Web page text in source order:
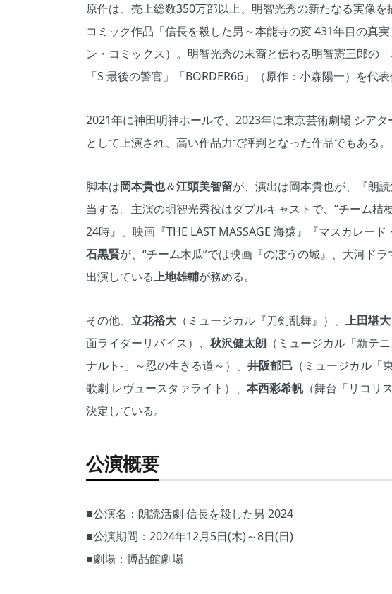
原作は、売上総数350万部以上、明智光秀の新たなる実像
コミック作品「信長を殺した男～本能寺の変 431年目の真
ン・コミックス）。明智光秀の末裔と伝わる明智憲三郎の
「S 最後の警官」「BORDER66」（原作：小森陽一）を代
2021年に神田明神ホールで、2023年に東京芸術劇場 シアタ
として上演され、高い作品力で評判となった作品でもある。
脚本は岡本貴也＆江頭美智留が、演出は岡本貴也が、『朗
当する。主演の明智光秀役はダブルキャストで、“チーム桔
24時』、映画『THE LAST MASSAGE 海猿』『マスカレー
石黒賢が、“チーム木瓜”では映画『のぼうの城』、大河ド
出演している上地雄輔が務める。
その他、 立花裕大 （ミュージカル『刀剣乱舞』）、 上田堪大
面ライダーリバイス）、 秋沢健太朗 （ミュージカル「新テ
ナルト-」～忍の生きる道～）、 井阪郁巳 （ミュージカル「
歌劇 レヴュースタァライト）、 本西彩希帆（舞台「リコリ
決定している。
公演概要
■公演名：朗読活劇 信長を殺した男 2024
■公演期間：2024年12月5日(木)～8日(日)
■劇場：博品館劇場